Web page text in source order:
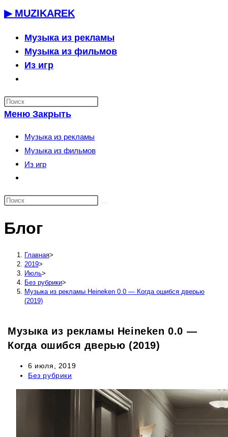
Перейти
содержимому
▶ MUZIKAREK
Музыка из рекламы
Музыка из фильмов
Из игр
по
веб-
сайту
Меню Закрыть
Музыка из рекламы
Музыка из фильмов
Из игр
по
сайту
Блог
Главная>
2019>
Июль>
Без рубрики>
Музыка из рекламы Heineken 0.0 — Когда ошибся дверью
(2019)
Музыка из рекламы Heineken 0.0 —
Когда ошибся дверью (2019)
Запись
опубликована:
6 июля, 2019
Рубрика
Без рубрики